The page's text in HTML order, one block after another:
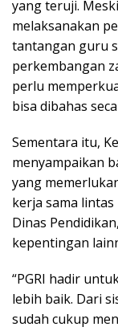
yang teruji.
melaksanakan
tantangan guru
perkembangan
perlu
bisa dibahas
Sementara itu,
menyampaikan
yang
kerja sama
Dinas
kepentingan
“PGRI hadir
lebih baik. Dari
sudah cukup